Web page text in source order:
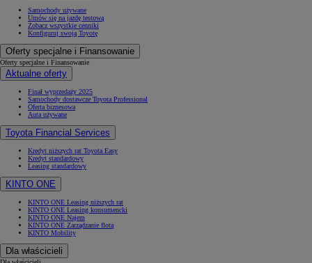
Samochody używane
Umów się na jazdę testową
Zobacz wszystkie cenniki
Konfiguruj swoją Toyotę
Oferty specjalne i Finansowanie
Oferty specjalne i Finansowanie
Aktualne oferty
Finał wyprzedaży 2025
Samochody dostawcze Toyota Professional
Oferta biznesowa
Auta używane
Toyota Financial Services
Kredyt niższych rat Toyota Easy
Kredyt standardowy
Leasing standardowy
KINTO ONE
KINTO ONE Leasing niższych rat
KINTO ONE Leasing konsumencki
KINTO ONE Najem
KINTO ONE Zarządzanie flotą
KINTO Mobility
Dla właścicieli